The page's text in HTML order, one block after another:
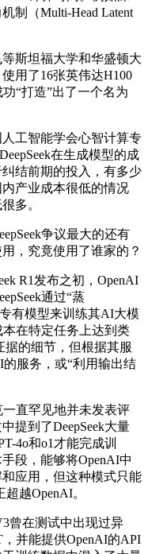
制（Multi-Head Latent
斯坦福大学和华盛顿大
用了16张英伟达H100
“打造”出了一个名为
工智能学会心智计算专
在生成模型的成
结前期的投入，有多少
产业成本很低的情况
多。
争议最大的还有
，究竟使用了谁家的？
R1发布之初，OpenAI
通过“蒸
有模型来训练其AI大模
本在特定任务上达到类
据的细节，但根据其服
服务，或“利用输出结
直罕见地并未发表评
提到了DeepSeek大量
4o和o1才能完成训
段，能够将OpenAI中
应用，但这种模式只能
越OpenAI。
曾在测试中出现过异
并能提供OpenAI的API